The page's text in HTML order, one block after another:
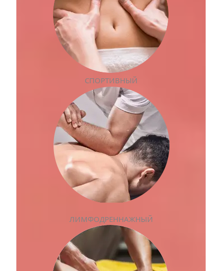
СПОРТИВНЫЙ
ЛИМФОДРЕННАЖНЫЙ